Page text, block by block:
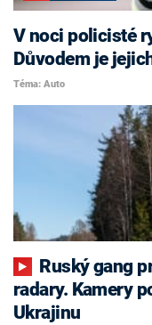
V noci policisté
Důvodem je
Téma: Auto
radary. Kamery
Ukrajinu